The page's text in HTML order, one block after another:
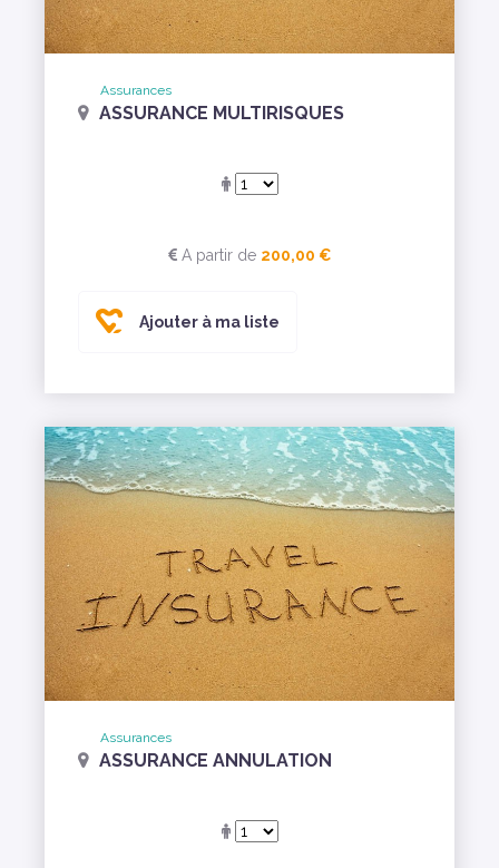
Assurances
ASSURANCE MULTIRISQUES
A partir de 200,00 €
Ajouter à ma liste
Assurances
ASSURANCE ANNULATION